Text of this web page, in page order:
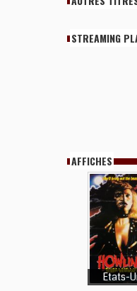
STREAMING
AFFICHES
Etats-